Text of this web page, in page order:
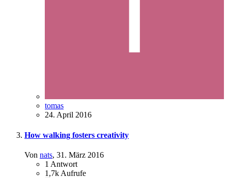
tomas
24. April 2016
How walking fosters creativity
Von nats, 31. März 2016
1 Antwort
1,7k Aufrufe